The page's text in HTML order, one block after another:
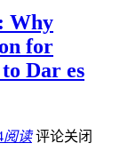
Why
for
Dar es
阅读 评论关闭